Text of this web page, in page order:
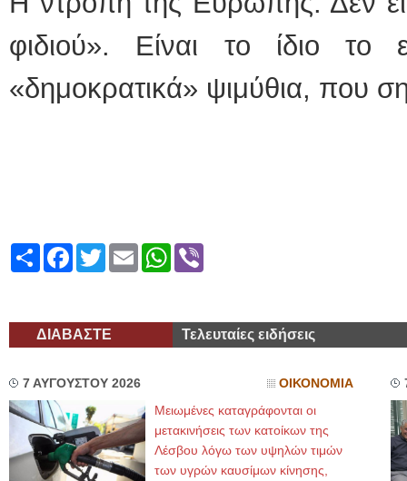
φιδιού». Είναι το ίδιο το
«δημοκρατικά» ψιμύθια, που
ShareFacebook
TwitterEmailWhatsApp
ΔΙΑΒΑΣΤΕ Τελευταίες ειδήσεις
7 ΑΥΓΟΥΣΤΟΥ 2026 ΟΙΚΟΝΟΜΙΑ
Μειωμένες καταγράφονται οι
μετακινήσεις των κατοίκων της
Λέσβου λόγω των υψηλών τιμών
των υγρών καυσίμων κίνησης,